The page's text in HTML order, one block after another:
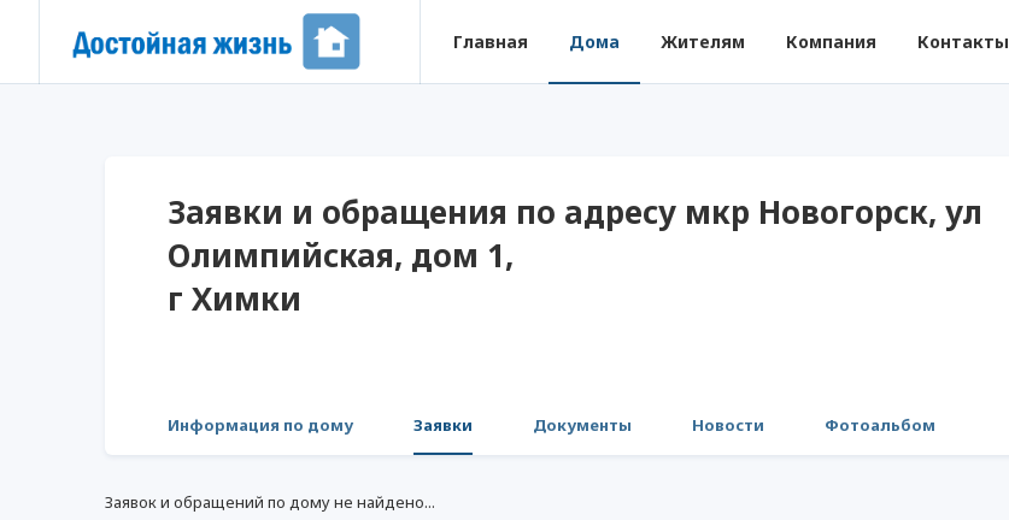
Главная Дома Жителям Компания Контакты
Заявки и обращения по адресу мкр Новогорск, ул
Олимпийская, дом 1,
г Химки
Информация по дому Заявки Документы Новости Фотоальбом
Заявок и обращений по дому не найдено...